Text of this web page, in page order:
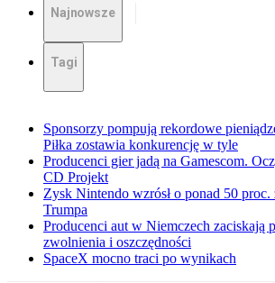
Najnowsze
Tagi
Sponsorzy pompują rekordowe
Piłka zostawia konkurencję w tyle
Producenci gier jadą na Gamescom.
CD Projekt
Zysk Nintendo wzrósł o ponad 50
Trumpa
Producenci aut w Niemczech zaciskają
zwolnienia i oszczędności
SpaceX mocno traci po wynikach